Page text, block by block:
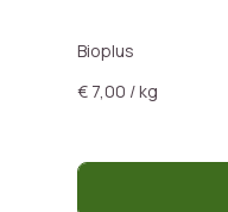
Bioplus
€ 7,00 / kg